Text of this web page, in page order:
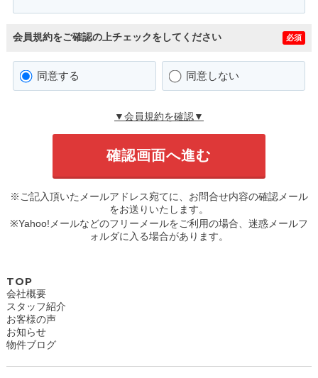
会員規約をご確認の上チェックをしてください 必須
同意する 同意しない
▼会員規約を確認▼
※ご記入頂いたメールアドレス宛てに、お問合せ内容の確認メール
をお送りいたします。
※Yahoo!メールなどのフリーメールをご利用の場合、迷惑メールフ
ォルダに入る場合があります。
TOP
会社概要
スタッフ紹介
お客様の声
お知らせ
物件ブログ